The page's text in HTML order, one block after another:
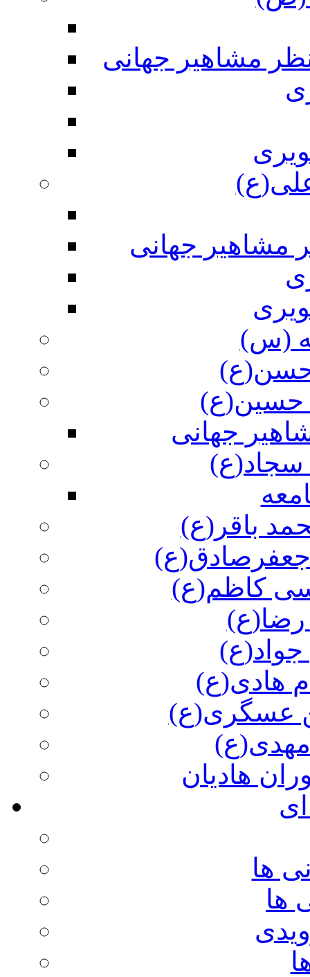
مشاهیر جهانی
مشاهیر جهانی
(س)
حسن(ع)
حسین(ع)
جهانی
سجاد(ع)
باقر(ع)
جعفرصادق(ع)
کاظم(ع)
هادی(ع)
عسگری(ع)
هادیان
ها
ها